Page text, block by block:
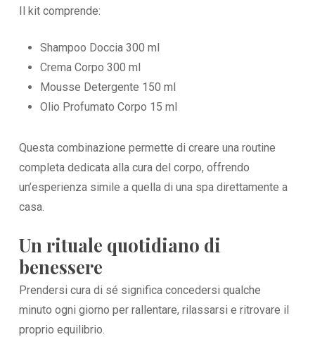
Il kit comprende:
Shampoo Doccia 300 ml
Crema Corpo 300 ml
Mousse Detergente 150 ml
Olio Profumato Corpo 15 ml
Questa combinazione permette di creare una routine
completa dedicata alla cura del corpo, offrendo
un’esperienza simile a quella di una spa direttamente a
casa.
Un rituale quotidiano di
benessere
Prendersi cura di sé significa concedersi qualche
minuto ogni giorno per rallentare, rilassarsi e ritrovare il
proprio equilibrio.